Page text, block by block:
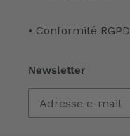
• Conformité RGPD
Newsletter